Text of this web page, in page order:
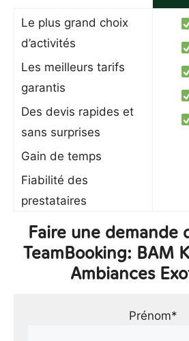
Le plus grand choix
d’activités
Les meilleurs tarifs
garantis
Des devis rapides et
sans surprises
Gain de temps
Fiabilité des
prestataires
Faire une demande
TeamBooking: BAM
Ambiances
Prénom*